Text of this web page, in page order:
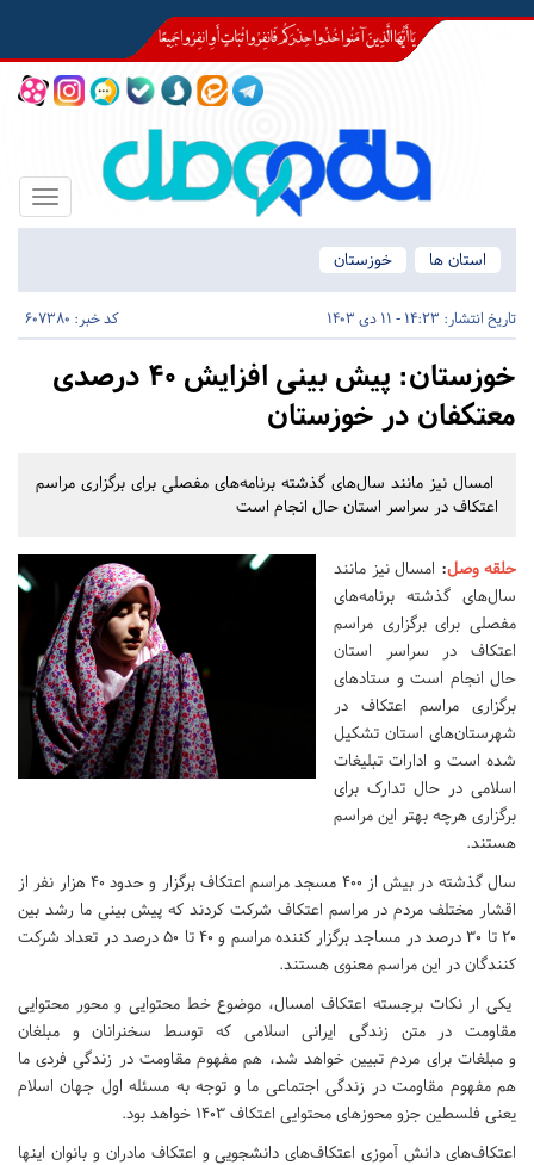
Toggle
استان ها
خوزستان
تاریخ انتشار: 14:23 - 11 دی 1403 کد خبر: 607380
خوزستان:
پیش بینی افزایش ۴۰ درصدی
معتکفان در خوزستان
امسال نیز مانند سال‌های گذشته برنامه‌های مفصلی برای برگزاری مراسم
اعتکاف در سراسر استان حال انجام است
حلقه وصل: امسال نیز مانند
سال‌های گذشته برنامه‌های
مفصلی برای برگزاری مراسم
اعتکاف در سراسر استان
حال انجام است و ستادهای
برگزاری مراسم اعتکاف در
شهرستان‌های استان تشکیل
شده است و ادارات تبلیغات
اسلامی در حال تدارک برای
برگزاری هرچه بهتر این مراسم
هستند.
سال گذشته در بیش از ۴۰۰ مسجد مراسم اعتکاف برگزار و حدود ۴۰ هزار نفر از
اقشار مختلف مردم در مراسم اعتکاف شرکت کردند که پیش بینی ما رشد بین
۲۰ تا ۳۰ درصد در مساجد برگزار کننده مراسم و ۴۰ تا ۵۰ درصد در تعداد شرکت
کنندگان در این مراسم معنوی هستند.
یکی ار نکات برجسته اعتکاف امسال، موضوع خط محتوایی و محور محتوایی
مقاومت در متن زندگی ایرانی اسلامی که توسط سخنرانان و مبلغان
و مبلغات برای مردم تبیین خواهد شد، هم مفهوم مقاومت در زندگی فردی ما
هم مفهوم مقاومت در زندگی اجتماعی ما و توجه به مسئله اول جهان اسلام
یعنی فلسطین جزو محوزهای محتوایی اعتکاف ۱۴۰۳ خواهد بود.
اعتکاف‌های دانش آموزی اعتکاف‌های دانشجویی و اعتکاف مادران و بانوان اینها